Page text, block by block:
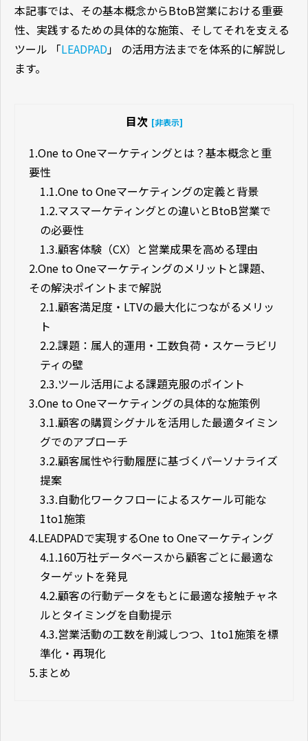
本記事では、その基本概念からBtoB営業における重要
性、実践するための具体的な施策、そしてそれを支える
ツール 「LEADPAD」 の活用方法までを体系的に解説し
ます。
目次 [非表示]
1.One to Oneマーケティングとは？基本概念と重
要性
1.1.One to Oneマーケティングの定義と背景
1.2.マスマーケティングとの違いとBtoB営業で
の必要性
1.3.顧客体験（CX）と営業成果を高める理由
2.One to Oneマーケティングのメリットと課題、
その解決ポイントまで解説
2.1.顧客満足度・LTVの最大化につながるメリッ
ト
2.2.課題：属人的運用・工数負荷・スケーラビリ
ティの壁
2.3.ツール活用による課題克服のポイント
3.One to Oneマーケティングの具体的な施策例
3.1.顧客の購買シグナルを活用した最適タイミン
グでのアプローチ
3.2.顧客属性や行動履歴に基づくパーソナライズ
提案
3.3.自動化ワークフローによるスケール可能な
1to1施策
4.LEADPADで実現するOne to Oneマーケティング
4.1.160万社データベースから顧客ごとに最適な
ターゲットを発見
4.2.顧客の行動データをもとに最適な接触チャネ
ルとタイミングを自動提示
4.3.営業活動の工数を削減しつつ、1to1施策を標
準化・再現化
5.まとめ